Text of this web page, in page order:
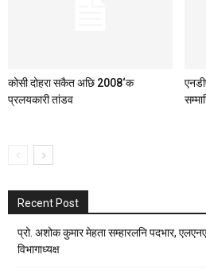
कोसी दोहरा सकैत अछि 2008‘क
प्रलयकारी तांडव
Recent Post
प्रो. अशोक कुमार मेहता सम्हारलनि पदभार,
विभागाध्यक्ष